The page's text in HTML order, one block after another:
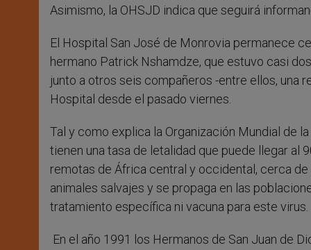
Asimismo, la OHSJD indica que seguirá
El Hospital San José de Monrovia permanece
hermano Patrick Nshamdze, que estuvo casi
junto a otros seis compañeros -entre ellos, una
Hospital desde el pasado viernes.
Tal y como explica la Organización Mundial de
tienen una tasa de letalidad que puede llegar al
remotas de África central y occidental, cerca
animales salvajes y se propaga en las
tratamiento específica ni vacuna para este virus.
En el año 1991 los Hermanos de San Juan de